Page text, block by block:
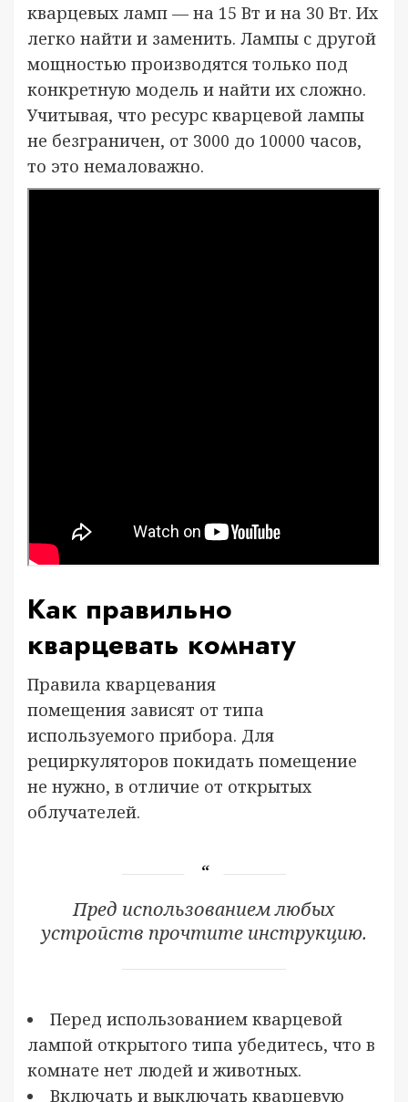
кварцевых ламп — на 15 Вт и на 30 Вт. Их
легко найти и заменить. Лампы с другой
мощностью производятся только под
конкретную модель и найти их сложно.
Учитывая, что ресурс кварцевой лампы
не безграничен, от 3000 до 10000 часов,
то это немаловажно.
Как правильно
кварцевать комнату
Правила кварцевания
помещения зависят от типа
используемого прибора. Для
рециркуляторов покидать помещение
не нужно, в отличие от открытых
облучателей.
Пред использованием любых
устройств прочтите инструкцию.
Перед использованием кварцевой
лампой открытого типа убедитесь, что в
комнате нет людей и животных.
Включать и выключать кварцевую